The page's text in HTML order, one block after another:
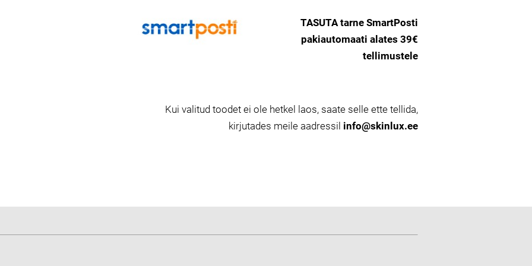
TASUTA tarne SmartPosti
pakiautomaati alates 39€
tellimustele
Kui valitud toodet ei ole hetkel laos, saate selle ette tellida,
kirjutades meile aadressil info@skinlux.ee